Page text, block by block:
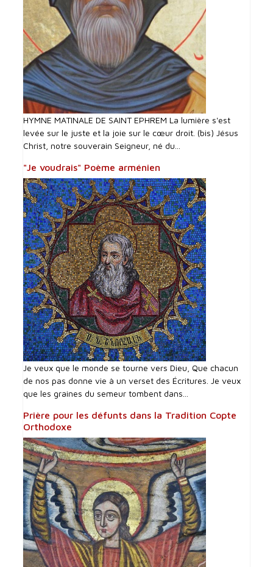
HYMNE MATINALE DE SAINT EPHREM La lumière s'est
levée sur le juste et la joie sur le cœur droit. (bis) Jésus
Christ, notre souverain Seigneur, né du...
"Je voudrais" Poème arménien
Je veux que le monde se tourne vers Dieu, Que chacun
de nos pas donne vie à un verset des Écritures. Je veux
que les graines du semeur tombent dans...
Prière pour les défunts dans la Tradition Copte
Orthodoxe